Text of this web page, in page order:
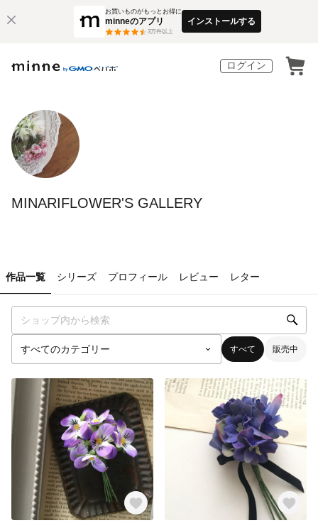
お買いものがもっとお得に
minneのアプリ
3万件以上
インストールする
ログイン
MINARIFLOWER'S GALLERY
作品一覧 シリーズ プロフィール レビュー レター
すべて 販売中